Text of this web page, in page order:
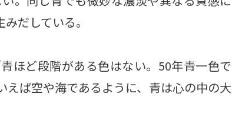
だしている。
ほど段階がある色はない。50年青一色で
ば空や海であるように、青は心の中の大